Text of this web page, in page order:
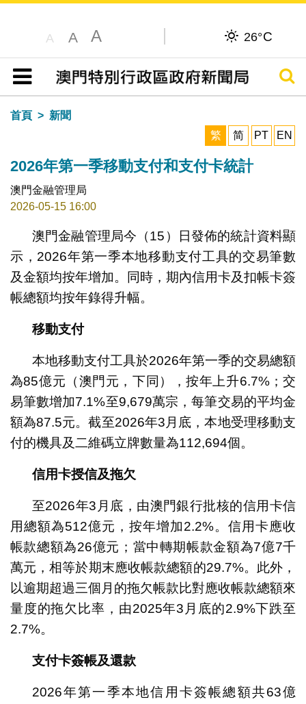
A A A 26°C
目錄
搜尋
首頁
新聞
繁
简 PT EN
2026年第一季移動支付和支付卡統計
澳門金融管理局
2026-05-15 16:00
澳門金融管理局今（15）日發佈的統計資料顯
示，2026年第一季本地移動支付工具的交易筆數
及金額均按年增加。同時，期內信用卡及扣帳卡簽
帳總額均按年錄得升幅。
移動支付
本地移動支付工具於2026年第一季的交易總額
為85億元（澳門元，下同），按年上升6.7%；交
易筆數增加7.1%至9,679萬宗，每筆交易的平均金
額為87.5元。截至2026年3月底，本地受理移動支
付的機具及二維碼立牌數量為112,694個。
信用卡授信及拖欠
至2026年3月底，由澳門銀行批核的信用卡信
用總額為512億元，按年增加2.2%。信用卡應收
帳款總額為26億元；當中轉期帳款金額為7億7千
萬元，相等於期末應收帳款總額的29.7%。此外，
以逾期超過三個月的拖欠帳款比對應收帳款總額來
量度的拖欠比率，由2025年3月底的2.9%下跌至
2.7%。
支付卡簽帳及還款
2026年第一季本地信用卡簽帳總額共63億